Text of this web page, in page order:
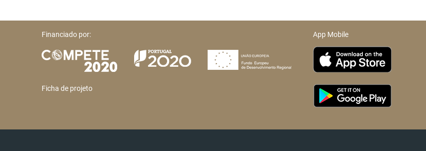
Financiado por:
Ficha de projeto
App Mobile